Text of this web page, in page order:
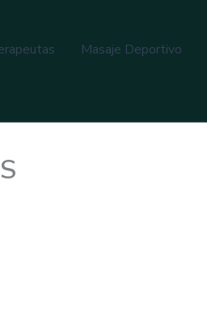
Masaje Deportivo